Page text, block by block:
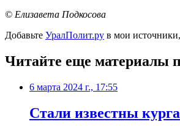
© Елизавета Подкосова
Добавьте УралПолит.ру в мои
Читайте еще материалы
6 марта 2024 г., 17:55
Стали известны